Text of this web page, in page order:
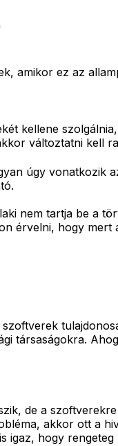
amikor ez az
kellene
változtatni kell
úgy vonatkozik
nem tartja be a
érvelni, hogy mert
társaságokra.
de a
akkor ott a
hogy